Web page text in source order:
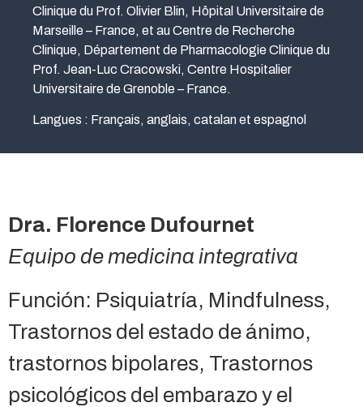
Clinique du Prof. Olivier Blin, Hôpital Universitaire de
Marseille – France, et au Centre de Recherche
Clinique, Département de Pharmacologie Clinique du
Prof. Jean-Luc Cracowski, Centre Hospitalier
Universitaire de Grenoble – France.
Langues : Français, anglais, catalan et espagnol
Dra. Florence Dufournet
Equipo de medicina integrativa
Función: Psiquiatría, Mindfulness,
Trastornos del estado de ánimo,
trastornos bipolares, Trastornos
psicológicos del embarazo y el